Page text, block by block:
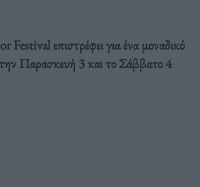
επιστρέφει για ένα μοναδικό
Παρασκευή 3 και το Σάββατο 4